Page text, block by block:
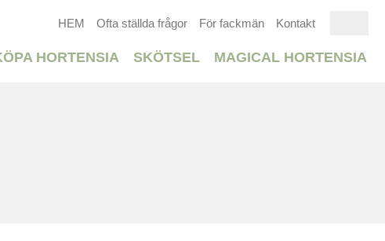
HORTENSIA SKÖTSEL MAGICAL HORTENSIA
HEM Ofta ställda frågor För fackmän Kontakt